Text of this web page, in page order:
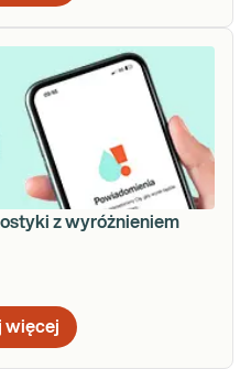
z wyróżnieniem
więcej